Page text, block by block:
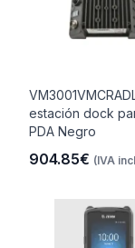
estación dock
PDA Negro
904.85€ (IVA